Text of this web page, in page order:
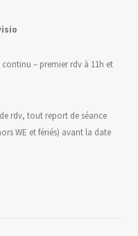
visio
– premier rdv à 11h et
rdv, tout report de séance
WE et fériés) avant la date